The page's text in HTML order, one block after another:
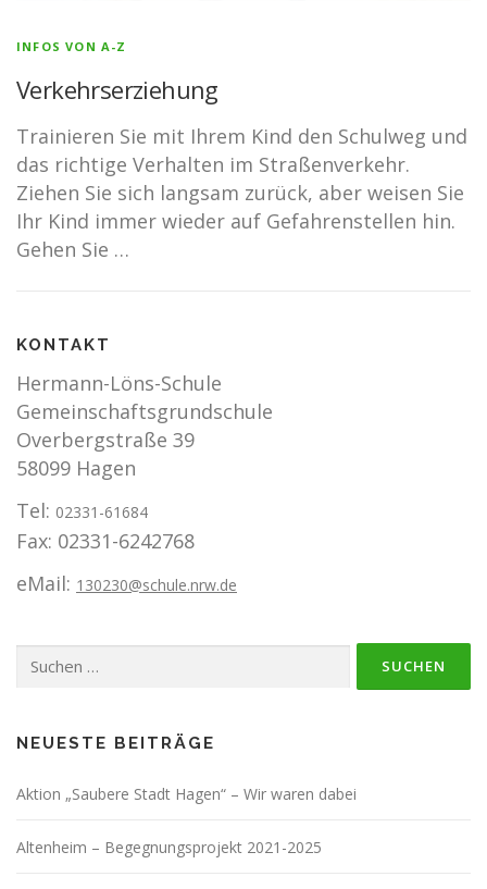
INFOS VON A-Z
Verkehrserziehung
Trainieren Sie mit Ihrem Kind den Schulweg und
das richtige Verhalten im Straßenverkehr.
Ziehen Sie sich langsam zurück, aber weisen Sie
Ihr Kind immer wieder auf Gefahrenstellen hin.
Gehen Sie …
KONTAKT
Hermann-Löns-Schule
Gemeinschaftsgrundschule
Overbergstraße 39
58099 Hagen
Tel: 02331-61684
Fax: 02331-6242768
eMail: 130230@schule.nrw.de
Suchen
NEUESTE BEITRÄGE
Aktion „Saubere Stadt Hagen“ – Wir waren dabei
Altenheim – Begegnungsprojekt 2021-2025